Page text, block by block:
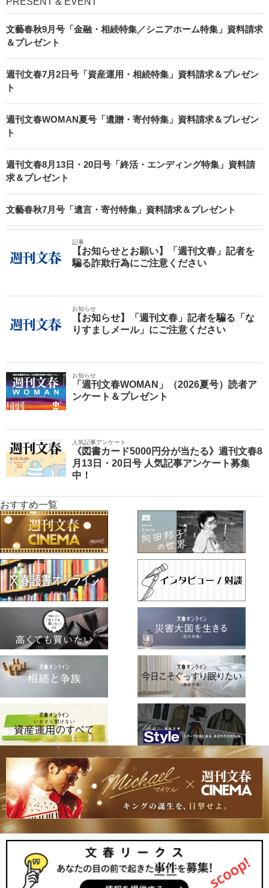
文藝春秋9月号「金融・相続特集／シニアホーム特集」資料請求
＆プレゼント
週刊文春7月2日号「資産運用・相続特集」資料請求＆プレゼン
ト
週刊文春WOMAN夏号「遺贈・寄付特集」資料請求＆プレゼン
ト
週刊文春8月13日・20日号「終活・エンディング特集」資料請
求＆プレゼント
文藝春秋7月号「遺言・寄付特集」資料請求＆プレゼント
記事
【お知らせとお願い】「週刊文春」記者を
騙る詐欺行為にご注意ください
お知らせ
【お知らせ】「週刊文春」記者を騙る「な
りすましメール」にご注意ください
お知らせ
「週刊文春WOMAN」（2026夏号）読者ア
ンケート＆プレゼント
人気記事アンケート
《図書カード5000円分が当たる》週刊文春8
月13日・20日号 人気記事アンケート募集
中！
おすすめ一覧